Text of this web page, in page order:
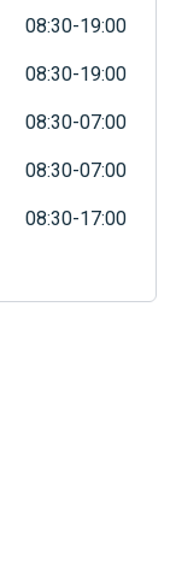
08:30-19:00
08:30-19:00
08:30-07:00
08:30-07:00
08:30-17:00